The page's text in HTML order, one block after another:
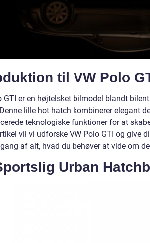
til VW Polo
GTI er en højtelsket bilmodel blandt
lille hot hatch kombinerer elegant
teknologiske funktioner for at
vil vi udforske VW Polo GTI og give
af alt, hvad du behøver at vide om
Urban